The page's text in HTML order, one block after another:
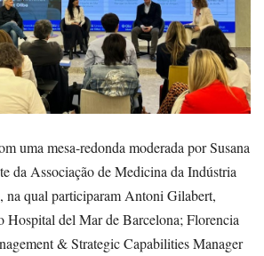
uma mesa-redonda moderada por Susana
da Associação de Medicina da Indústria
na qual participaram Antoni Gilabert,
Hospital del Mar de Barcelona; Florencia
& Strategic Capabilities Manager